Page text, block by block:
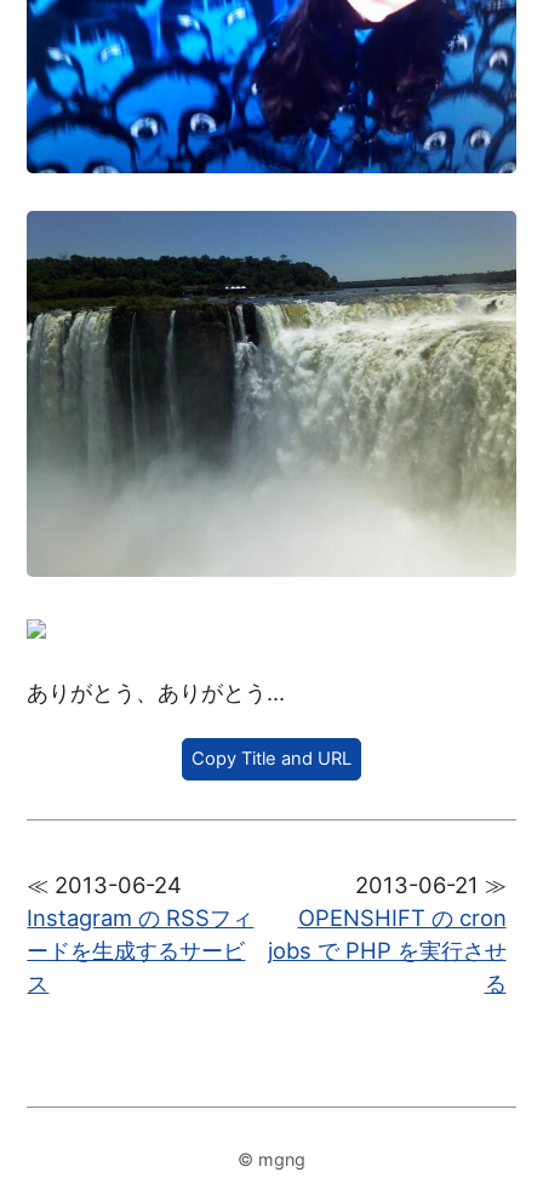
ありがとう、ありがとう...
Copy Title and URL
≪ 2013-06-24
Instagram の RSSフィ
ードを生成するサービ
ス
2013-06-21 ≫
OPENSHIFT の cron
jobs で PHP を実行させ
る
© mgng